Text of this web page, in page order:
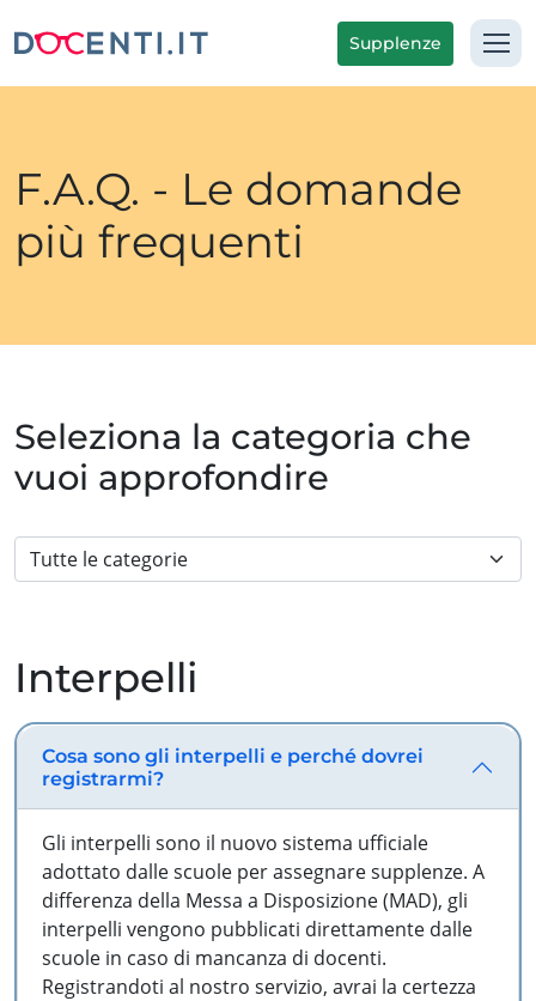
Supplenze
F.A.Q. - Le domande
più frequenti
Seleziona la categoria che
vuoi approfondire
Interpelli
Cosa sono gli interpelli e perché dovrei
registrarmi?
Gli interpelli sono il nuovo sistema ufficiale
adottato dalle scuole per assegnare supplenze. A
differenza della Messa a Disposizione (MAD), gli
interpelli vengono pubblicati direttamente dalle
scuole in caso di mancanza di docenti.
Registrandoti al nostro servizio, avrai la certezza